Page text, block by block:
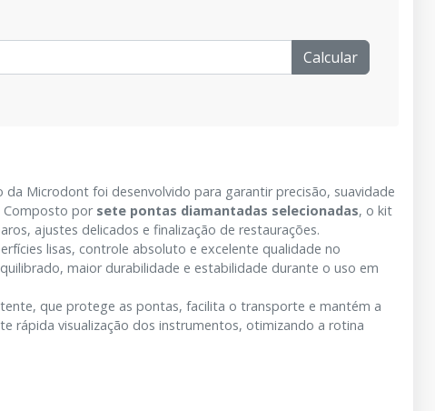
Calcular
Microdont foi desenvolvido para garantir precisão, suavidade
Composto por sete pontas diamantadas selecionadas, o kit
ajustes delicados e finalização de restaurações.
lisas, controle absoluto e excelente qualidade no
maior durabilidade e estabilidade durante o uso em
que protege as pontas, facilita o transporte e mantém a
rápida visualização dos instrumentos, otimizando a rotina